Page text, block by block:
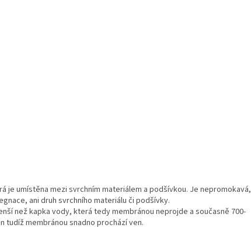
je umístěna mezi svrchním materiálem a podšívkou. Je nepromokavá,
ani druh svrchního materiálu či podšívky.
než kapka vody, která tedy membránou neprojde a současně 700-
tudíž membránou snadno prochází ven.